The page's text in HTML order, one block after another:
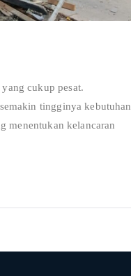
cukup pesat.
tingginya kebutuhan
menentukan kelancaran